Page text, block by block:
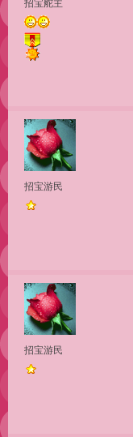
招宝舵主
招宝游民
招宝游民